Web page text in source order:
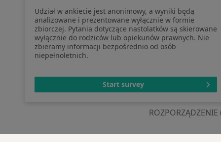
Partnerzy
Centrum prasowe
Kontakt
otwiera się w
otwiera
Udział w ankiecie jest anonimowy, a wyniki będą
analizowane i prezentowane wyłącznie w formie
zbiorczej. Pytania dotyczące nastolatków są skierowane
wyłącznie do rodziców lub opiekunów prawnych. Nie
zbieramy informacji bezpośrednio od osób
niepełnoletnich.
Start survey